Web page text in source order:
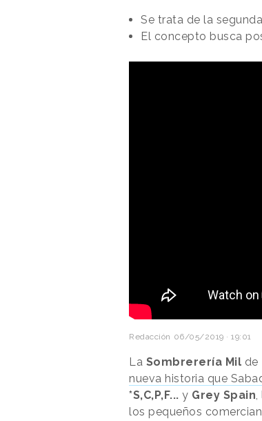
Se trata de la
El concepto busca
Redacción 06/05/2019 · 19:01
La Sombrerería Mil de
nueva historia que
*S,C,P,F... y Grey Spain,
los pequeños